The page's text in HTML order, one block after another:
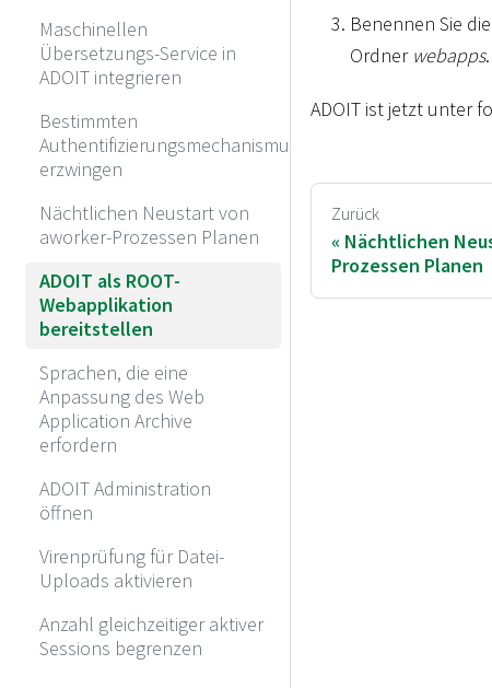
Maschinellen
Übersetzungs-Service in
ADOIT integrieren
Bestimmten
Authentifizierungsmechanismus
erzwingen
Nächtlichen Neustart von
aworker-Prozessen Planen
ADOIT als ROOT-
Webapplikation
bereitstellen
Sprachen, die eine
Anpassung des Web
Application Archive
erfordern
ADOIT Administration
öffnen
Virenprüfung für Datei-
Uploads aktivieren
Anzahl gleichzeitiger aktiver
Sessions begrenzen
Benennen Sie
Ordner webapps.
ADOIT ist jetzt unter
Zurück
Nächtlichen
Prozessen Planen